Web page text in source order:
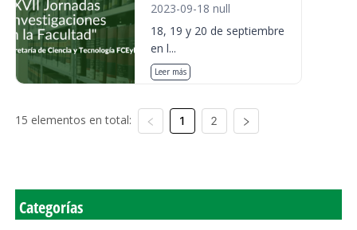
2023-09-18 null
18, 19 y 20 de septiembre
en l...
Leer más
15 elementos en total: 1 2
Categorías